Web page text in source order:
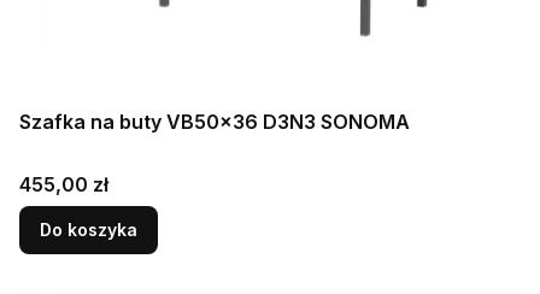
Szafka na buty VB50x36 D3N3 SONOMA
Cena
455,00 zł
Do koszyka